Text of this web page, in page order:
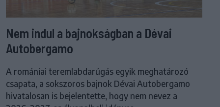
Nem indul a bajnokságban a Dévai
Autobergamo
A romániai teremlabdarúgás egyik meghatározó
csapata, a sokszoros bajnok Dévai Autobergamo
hivatalosan is bejelentette, hogy nem nevez a